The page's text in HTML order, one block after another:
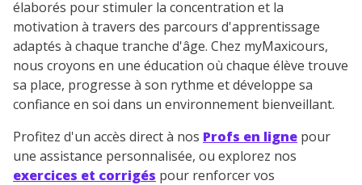
élaborés pour stimuler la concentration et la
motivation à travers des parcours d'apprentissage
adaptés à chaque tranche d'âge. Chez myMaxicours,
nous croyons en une éducation où chaque élève trouve
sa place, progresse à son rythme et développe sa
confiance en soi dans un environnement bienveillant.
Profitez d'un accès direct à nos Profs en ligne pour
une assistance personnalisée, ou explorez nos
exercices et corrigés pour renforcer vos